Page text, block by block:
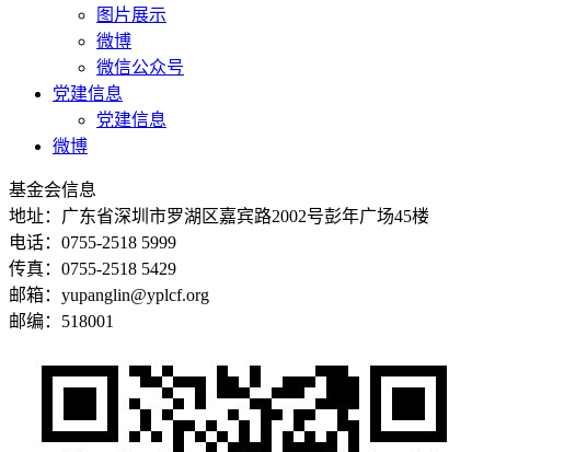
图片展示
微博
微信公众号
党建信息
党建信息
微博
基金会信息
地址：广东省深圳市罗湖区嘉宾路2002号彭年广场45楼
电话：0755-2518 5999
传真：0755-2518 5429
邮箱：yupanglin@yplcf.org
邮编：518001